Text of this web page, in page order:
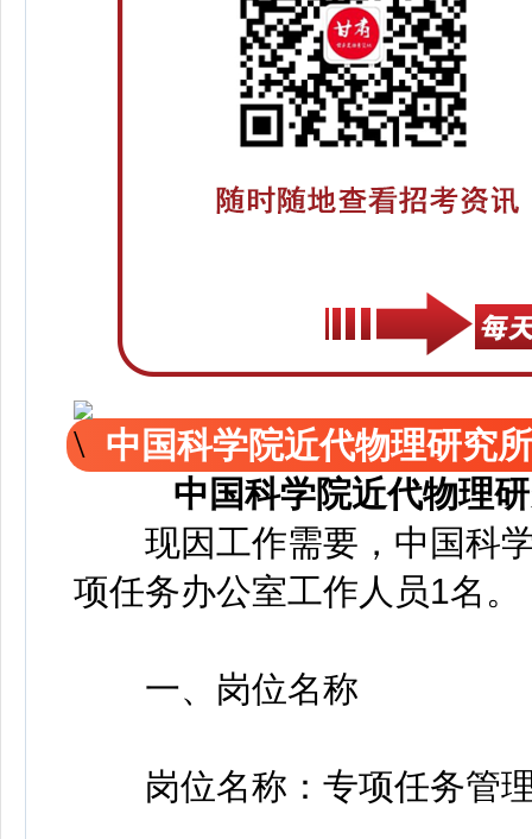
中国科学院近代物理研究
中国科学院近代物理
现因工作需要，中国科学
项任务办公室工作人员1名。
一、岗位名称
岗位名称：专项任务管